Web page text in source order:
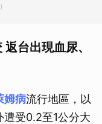
台出現血尿、
姆病流行地區，以
受0.2至1公分大